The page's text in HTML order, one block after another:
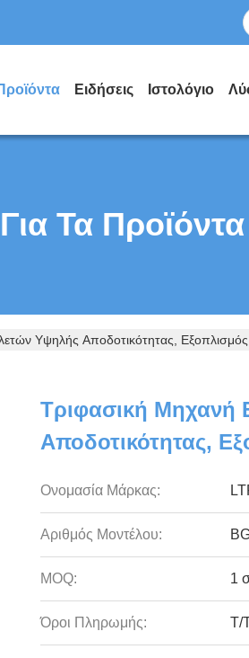
Ειδήσεις Ιστολόγιο
Τα Προϊόντα
Υψηλής Αποδοτικότητας,
Τριφασική Μηχανή
Αποδοτικότητας,
Ονομασία Μάρκας:
Αριθμός Μοντέλου:
MOQ: 1
Όροι Πληρωμής: T/